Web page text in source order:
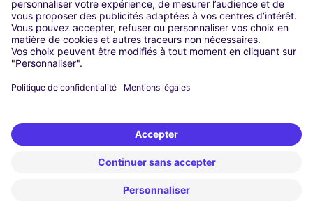
Milan
Rome
Turin
Vienne
Berlin
Düsseldorf